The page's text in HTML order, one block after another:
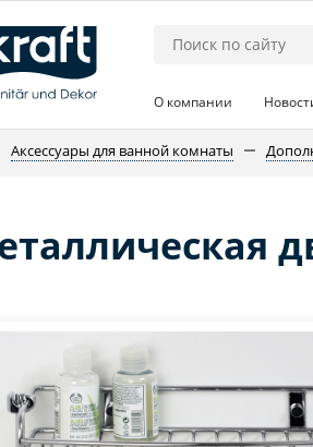
О компании
Аксессуары для ванной комнаты